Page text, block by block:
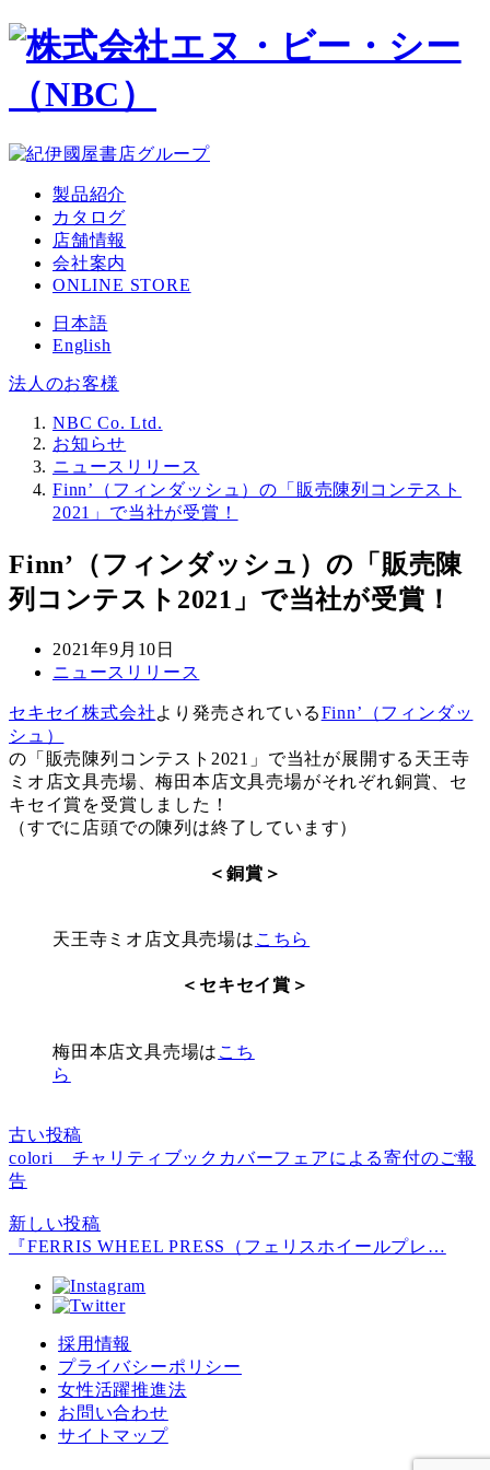
メ
イ
テ
製品紹介
カタログ
店舗情報
会社案内
ONLINE STORE
日本語
English
法人のお客様
NBC Co. Ltd.
お知らせ
ニュースリリース
Finn’（フィンダッシュ）の「販売陳列コンテスト
2021」で当社が受賞！
Finn’（フィンダッシュ）の「販売陳
列コンテスト2021」で当社が受賞！
投
稿
2021年9月10日
カ
ゴ
リ
ー
ニュースリリース
セキセイ株式会社より発売されているFinn’（フィンダッ
シュ）
の「販売陳列コンテスト2021」で当社が展開する天王寺
ミオ店文具売場、梅田本店文具売場がそれぞれ銅賞、セ
キセイ賞を受賞しました！
（すでに店頭での陳列は終了しています）
＜銅賞＞
天王寺ミオ店文具売場は こちら
＜セキセイ賞＞
梅田本店文具売場は こち
ら
古い投稿
colori チャリティブックカバーフェアによる寄付のご報
告
新しい投稿
『FERRIS WHEEL PRESS（フェリスホイールプレ…
採用情報
プライバシーポリシー
女性活躍推進法
お問い合わせ
サイトマップ